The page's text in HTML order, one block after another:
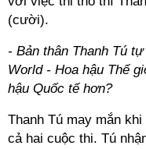
(cười).
- Bản thân Thanh Tú
World - Hoa hậu Thế
hậu Quốc tế hơn?
Thanh Tú may mắn
cả hai cuộc thi. Tú